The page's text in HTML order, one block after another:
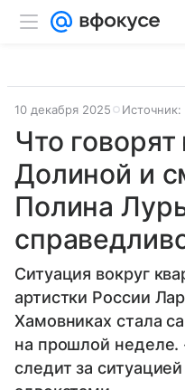
10 декабря 2025 Источник:
Что
Долиной и
Полина
Ситуация вокруг
артистки России
Хамовниках стала
на прошлой неделе.
следит за